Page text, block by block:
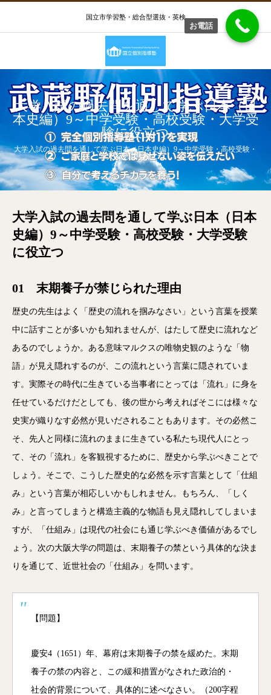
国立市学習塾・総合型選抜・英検
大学入試の過去問を通して学ぶ日本（日
本史編）9～中学受験・高校受験・大学受
験に役立つ
大学入試の過去問を通して学ぶ日本（日本史編）9～中学受験・高校受験・
大学受験に役立つ
大学入試の過去問を通して学ぶ日本（日本
史編）9～中学受験・高校受験・大学受験
に役立つ
01 末期養子が禁じられた理由
歴史の先生はよく「歴史の流れを掴みなさい」という言葉を授業
中に話すことが多いかも知れませんが、はたして歴史に流れなど
あるのでしょうか。ある意味マルクスの唯物史観のような「物
語」が見え隠れするのが、この流れという言葉に隠されていま
す。実際その時代に生きている当事者にとっては「流れ」に身を
任せているだけだとしても、後の世から考えればそこには様々な
史実が織りなす必然が見いだされることもあります。その必然こ
そ、先人と同様に流れのままに生きている私たち現代人にとっ
て、その「流れ」を客観視するために、歴史から学ぶべきことで
しょう。そこで、こうした歴史的な必然を示す言葉として「仕組
み」という言葉が相応しいかもしれません。もちろん、「しく
み」と言ってしまうと構造主義的な物語も見え隠れしてしまいま
すが、「仕組み」は現代の社会にも通じ学ぶべき価値があるでし
ょう。次の大阪大学の問題は、末期養子の禁という具体的な決ま
りを通じて、近世社会の「仕組み」を問います。
【問題】
慶安4（1651）年、幕府は末期養子の禁を緩めた。末期
養子の禁の内容と、この緩和措置がなされた政治的・
社会的背景について、具体的に述べなさい。（200字程
お電話